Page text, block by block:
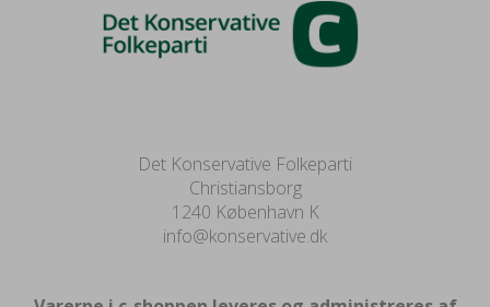
Det Konservative Folkeparti
Christiansborg
1240 København K
info@konservative.dk